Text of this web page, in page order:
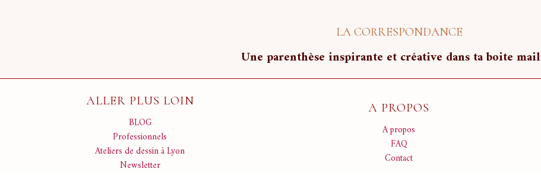
LA CORRESPONDANCE
Une parenthèse inspirante et créative dans ta boite mail
ALLER PLUS LOIN
BLOG
Professionnels
Ateliers de dessin à Lyon
Newsletter
A PROPOS
A propos
FAQ
Contact